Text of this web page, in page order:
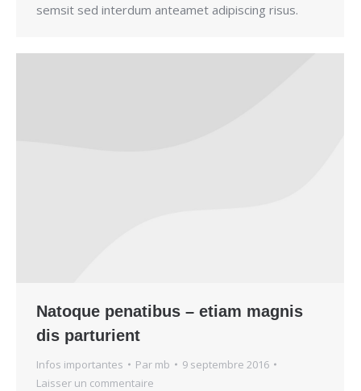
semsit sed interdum anteamet adipiscing risus.
Natoque penatibus – etiam magnis
dis parturient
Infos importantes Par mb
9 septembre 2016
Laisser un commentaire